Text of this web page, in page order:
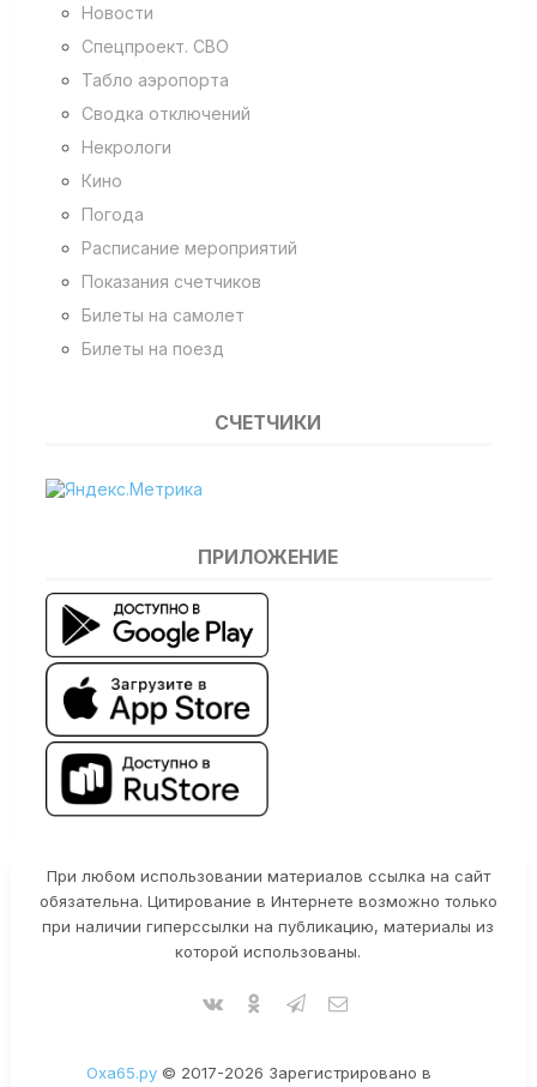
Новости
Спецпроект. СВО
Табло аэропорта
Сводка отключений
Некрологи
Кино
Погода
Расписание мероприятий
Показания счетчиков
Билеты на самолет
Билеты на поезд
СЧЕТЧИКИ
ПРИЛОЖЕНИЕ
При любом использовании материалов ссылка на сайт
обязательна. Цитирование в Интернете возможно только
при наличии гиперссылки на публикацию, материалы из
которой использованы.
Оха65.ру© 2017-2026 Зарегистрировано в